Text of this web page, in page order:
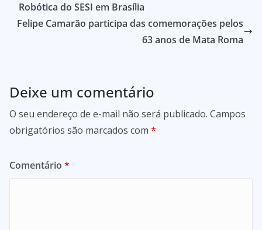
Robótica do SESI em Brasília
Felipe Camarão participa das comemorações pelos
63 anos de Mata Roma
Deixe um comentário
O seu endereço de e-mail não será publicado. Campos
obrigatórios são marcados com *
Comentário *